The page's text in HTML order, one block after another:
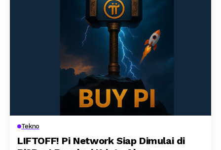
Tekno
LIFTOFF! Pi Network Siap Dimulai di